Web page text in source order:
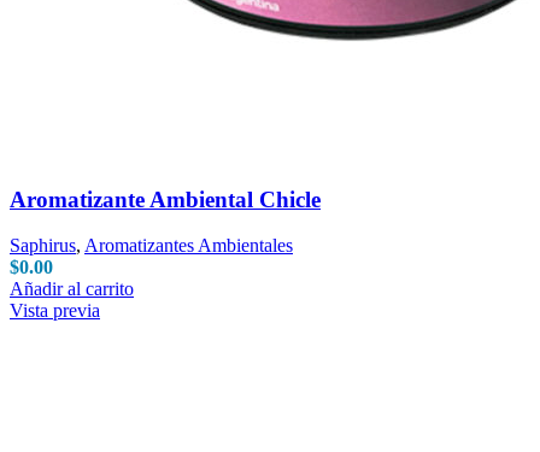
Aromatizante Ambiental Chicle
Saphirus, Aromatizantes Ambientales
$0.00
Añadir al carrito
Vista previa